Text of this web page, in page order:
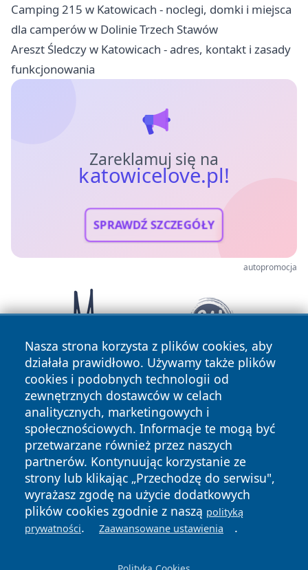
Camping 215 w Katowicach - noclegi, domki i miejsca
dla camperów w Dolinie Trzech Stawów
Areszt Śledczy w Katowicach - adres, kontakt i zasady
funkcjonowania
Zareklamuj się na
katowicelove.pl!
SPRAWDŹ SZCZEGÓŁY
autopromocja
Nasza strona korzysta z plików cookies, aby
działała prawidłowo. Używamy także plików
cookies i podobnych technologii od
zewnętrznych dostawców w celach
analitycznych, marketingowych i
społecznościowych. Informacje te mogą być
przetwarzane również przez naszych
partnerów. Kontynuując korzystanie ze
strony lub klikając „Przechodzę do serwisu",
wyrażasz zgodę na użycie dodatkowych
plików cookies zgodnie z naszą polityką
prywatności. Zaawansowane ustawienia .
Copyright © 2026 katowicelove.pl Wszystkie prawa
zastrzeżone.
News Autorzy
Polityka
Polityka